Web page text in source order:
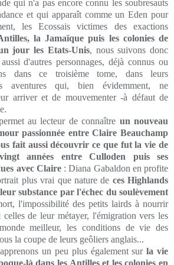
qui n'a pas encore connu les soubresauts
et qui apparaît comme un Eden pour
les Ecossais victimes des exactions
la Jamaïque puis les colonies de
jour les Etats-Unis, nous suivons donc
d'autres personnages, déjà connus ou
dans ce troisième tome, dans leurs
aventures qui, bien évidemment, ne
arriver et de mouvementer -à défaut de
au lecteur de connaître un nouveau
passionnée entre Claire Beauchamp
fait aussi découvrir ce que fut la vie de
années entre Culloden puis ses
avec Claire: Diana Gabaldon en profite
plus vrai que nature de ces Highlands
substance par l'échec du soulèvement
l'impossibilité des petits lairds à nourrir
de leur métayer, l'émigration vers les
meilleur, les conditions de vie des
la coupe de leurs geôliers anglais...
un peu plus également surla vie
là dans les Antilles et les colonies en